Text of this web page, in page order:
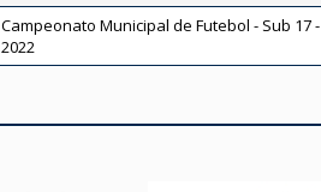
Campeonato Municipal de Futebol - Sub 17 -
2022